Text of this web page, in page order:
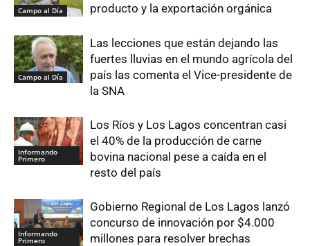
Campo al Día
producto y la exportación orgánica
Campo al Día
Las lecciones que están dejando las
fuertes lluvias en el mundo agrícola del
país las comenta el Vice-presidente de
la SNA
Informando
Primero
Los Ríos y Los Lagos concentran casi
el 40% de la producción de carne
bovina nacional pese a caída en el
resto del país
Informando
Primero
Gobierno Regional de Los Lagos lanzó
concurso de innovación por $4.000
millones para resolver brechas